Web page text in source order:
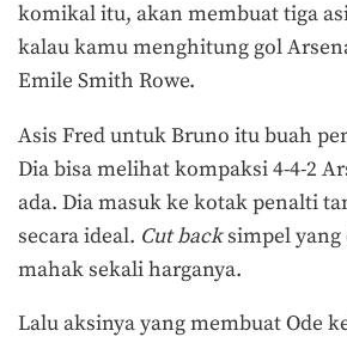
komikal itu, akan membuat tiga
kalau kamu menghitung gol
Emile Smith Rowe.
Asis Fred untuk Bruno itu buah
Dia bisa melihat kompaksi 4-4-2
ada. Dia masuk ke kotak penalti
secara ideal. Cut backsimpel yang
mahak sekali harganya.
Lalu aksinya yang membuat Ode